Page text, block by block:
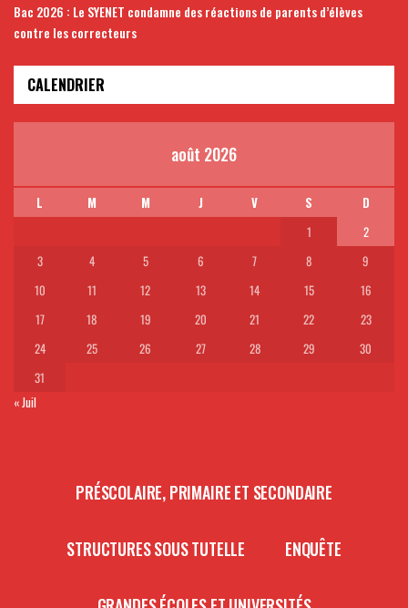
Bac 2026 : Le SYENET condamne des réactions de parents d’élèves
contre les correcteurs
CALENDRIER
août 2026
L M M J V S
D
1
2
3
4 5 6 7 8
9
10
11 12 13 14 15
16
17
18 19 20 21 22
23
24
25 26 27 28 29
30
31
« Juil
PRÉSCOLAIRE, PRIMAIRE ET SECONDAIRE
STRUCTURES SOUS TUTELLE ENQUÊTE